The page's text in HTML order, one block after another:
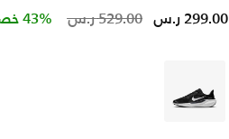
Price reduced from
529.00 ر.س to 299.00 ر.س 43% خصم
أسود